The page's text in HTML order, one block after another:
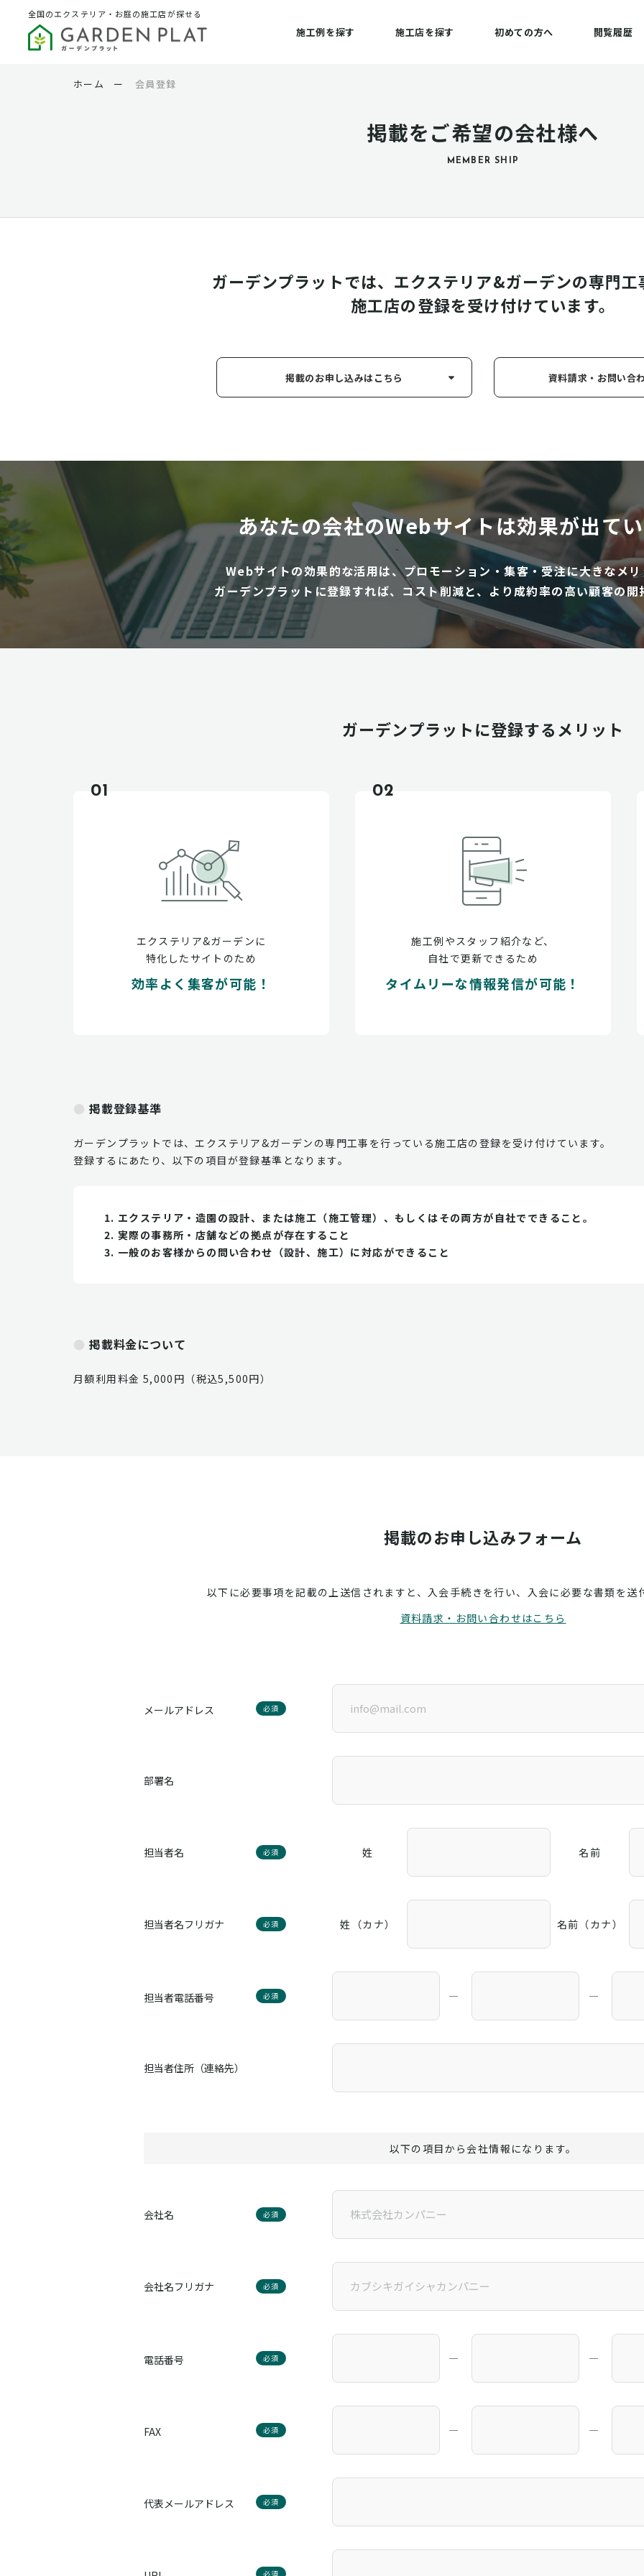
全国のエクステリア・お庭の施工店が探せる
施工例を探す 施工店を探す 初めての方へ 閲覧履歴
掲載をご希望の会社様へ
MEMBER SHIP
ホーム ー 会員登録
ガーデンプラットでは、エクステリア&ガーデンの専門工
施工店の登録を受け付けています。
掲載のお申し込みはこちら 資料請求・お問い合
あなたの会社のWebサイトは効果が出て
Webサイトの効果的な活用は、プロモーション・集客・受注に大きなメ
ガーデンプラットに登録すれば、コスト削減と、より成約率の高い顧客の開
ガーデンプラットに登録するメリット
01
エクステリア&ガーデンに
特化したサイトのため
効率よく集客が可能！
02
施工例やスタッフ紹介など、
自社で更新できるため
タイムリーな情報発信が可能！
掲載登録基準
ガーデンプラットでは、エクステリア&ガーデンの専門工事を行っている施工店の登録を受け付けています。
登録するにあたり、以下の項目が登録基準となります。
エクステリア・造園の設計、または施工（施工管理）、もしくはその両方が自社でできること。
実際の事務所・店舗などの拠点が存在すること
一般のお客様からの問い合わせ（設計、施工）に対応ができること
掲載料金について
月額利用料金 5,000円（税込5,500円）
掲載のお申し込みフォーム
以下に必要事項を記載の上送信されますと、入会手続きを行い、入会に必要な書類を送
資料請求・お問い合わせはこちら
メールアドレス 必須
部署名
担当者名 必須 姓 名前
担当者名フリガナ 必須 姓（カナ） 名前（カナ）
担当者電話番号 必須 ― ―
担当者住所（連絡先）
以下の項目から会社情報になります。
会社名 必須
会社名フリガナ 必須
電話番号 必須 ― ―
FAX 必須 ― ―
代表メールアドレス 必須
必須